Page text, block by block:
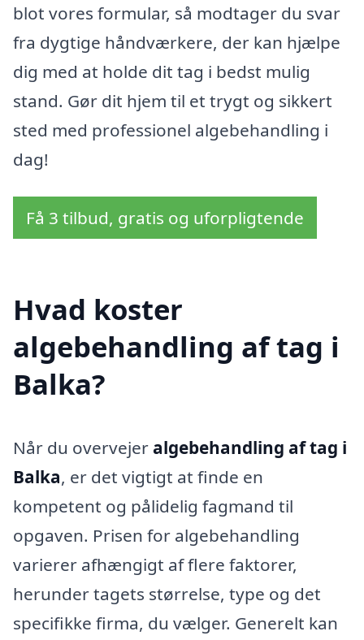
blot vores formular, så modtager du svar
fra dygtige håndværkere, der kan hjælpe
dig med at holde dit tag i bedst mulig
stand. Gør dit hjem til et trygt og sikkert
sted med professionel algebehandling i
dag!
Få 3 tilbud, gratis og uforpligtende
Hvad koster
algebehandling af tag i
Balka?
Når du overvejer algebehandling af tag i
Balka, er det vigtigt at finde en
kompetent og pålidelig fagmand til
opgaven. Prisen for algebehandling
varierer afhængigt af flere faktorer,
herunder tagets størrelse, type og det
specifikke firma, du vælger. Generelt kan